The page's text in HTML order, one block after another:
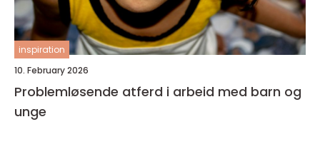
inspiration
10. February 2026
Problemløsende atferd i arbeid med barn og
unge